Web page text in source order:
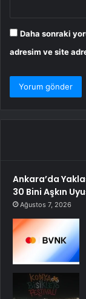
Daha sonraki
adresim ve site
Ankara’da
30 Bini Aşkın
Ağustos 7, 2026